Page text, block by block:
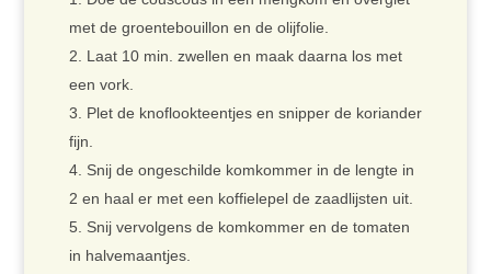
met de groentebouillon en de olijfolie.
Laat 10 min. zwellen en maak daarna los met
een vork.
Plet de knoflookteentjes en snipper de koriander
fijn.
Snij de ongeschilde komkommer in de lengte in
2 en haal er met een koffielepel de zaadlijsten uit.
Snij vervolgens de komkommer en de tomaten
in halvemaantjes.